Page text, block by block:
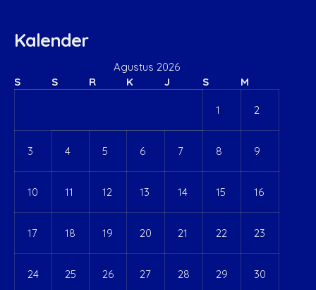
Kalender
Agustus 2026
S
S R K J S M
1 2
3 4 5 6 7 8 9
10 11 12 13 14 15 16
17 18 19 20 21 22 23
24 25 26 27 28 29 30